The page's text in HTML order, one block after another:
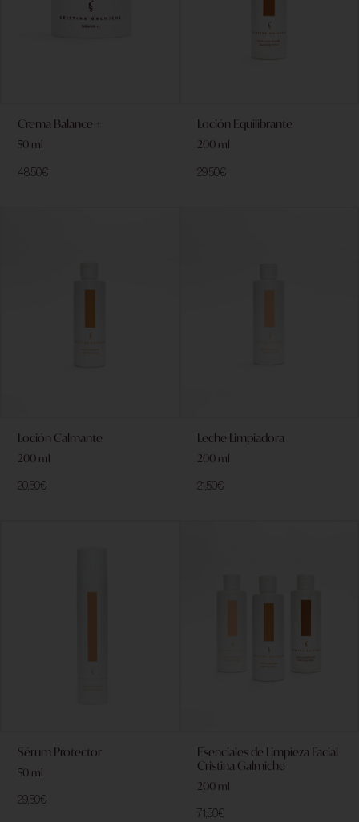
Crema Balance +
50 ml
48,50€
Loción Equilibrante
200 ml
29,50€
Loción Calmante
200 ml
20,50€
Leche Limpiadora
200 ml
21,50€
Sérum Protector
50 ml
29,50€
Esenciales de Limpieza Facial
Cristina Galmiche
200 ml
71,50€